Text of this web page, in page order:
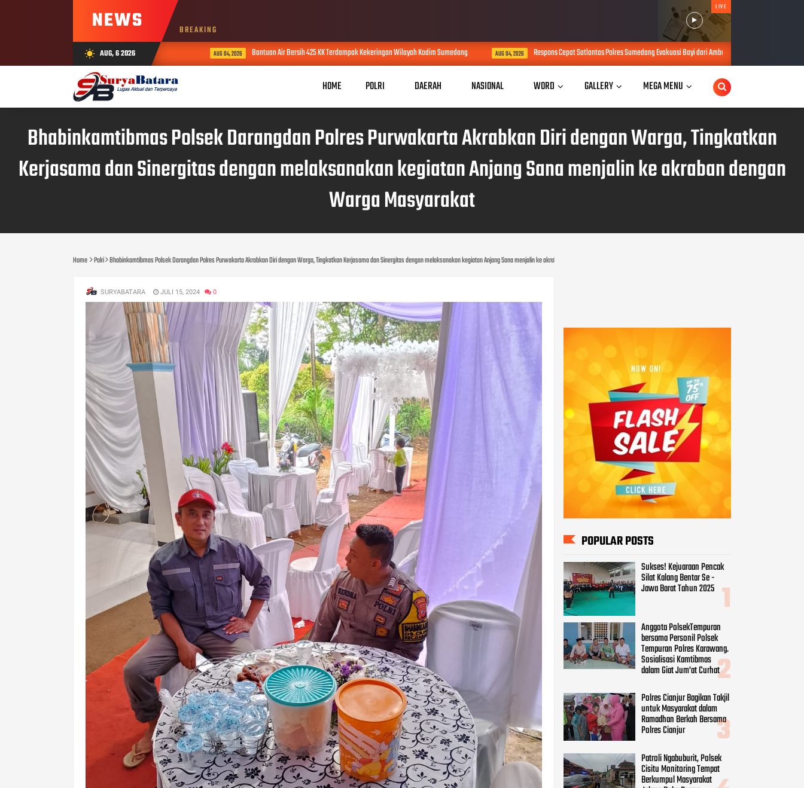
NEWS BREAKING
LIVE
wb_sunny AUG, 6 2026 AUG 04, 2026 Bantuan Air Bersih 425 KK Terdampak Kekeringan Wilayah Kodim Sumedang AUG 04, 2026 Respons Cepat Satlantas Polres Sumedang Evakuasi Bayi dari Ambulans yang Mengalami Kecelakaan
HOME POLRI DAERAH NASIONAL WORD GALLERY MEGA MENU
Bhabinkamtibmas Polsek Darangdan Polres Purwakarta Akrabkan Diri dengan Warga, Tingkatkan
Kerjasama dan Sinergitas dengan melaksanakan kegiatan Anjang Sana menjalin ke akraban dengan
Warga Masyarakat
Home Polri Bhabinkamtibmas Polsek Darangdan Polres Purwakarta Akrabkan Diri dengan Warga, Tingkatkan Kerjasama dan Sinergitas dengan melaksanakan kegiatan Anjang Sana menjalin ke akraban dengan Warga Masyarakat
SURYABATARA JULI 15, 2024 0
POPULAR POSTS
Sukses! Kejuaraan Pencak
Silat Kalang Bentar Se -
Jawa Barat Tahun 2025
bersama Personil Polsek
Tempuran Polres Karawang.
Sosialisasi Kamtibmas
dalam Giat Jum'at Curhat
Polres Cianjur Bagikan Takjil
untuk Masyarakat dalam
Ramadhan Berkah Bersama
Polres Cianjur
Patroli Ngabuburit, Polsek
Cisitu Monitoring Tempat
Berkumpul Masyarakat
Jelang Buka Puasa
Monitoring Kegiatan Baksos
Jumat Berkah SMK IT
Assalam Bagikan Makanan